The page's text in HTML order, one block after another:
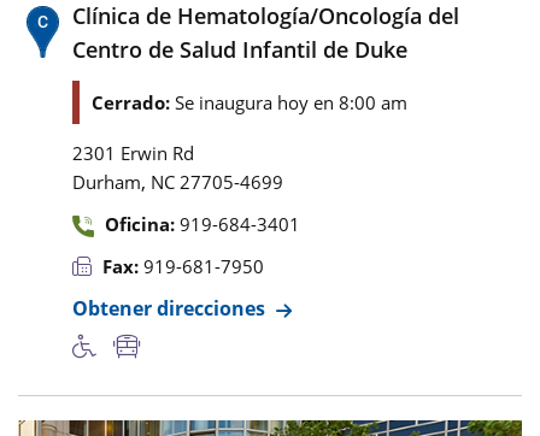
Clínica de Hematología/Oncología del
Centro de Salud Infantil de Duke
Cerrado: Se inaugura hoy en 8:00 am
2301 Erwin Rd
Durham, NC 27705-4699
Oficina: 919-684-3401
Fax: 919-681-7950
Obtener direcciones